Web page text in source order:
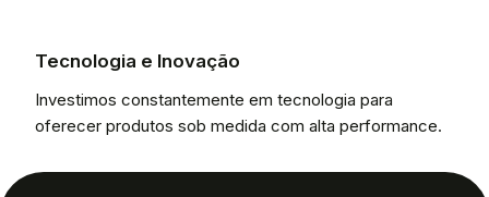
Tecnologia e Inovação
Investimos constantemente em tecnologia para
oferecer produtos sob medida com alta performance.